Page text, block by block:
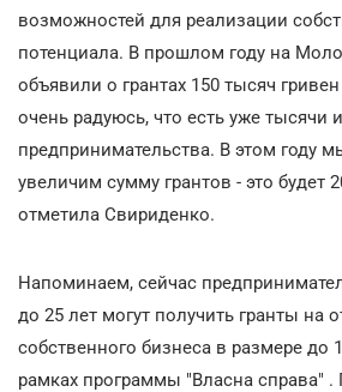
возможностей для реализации
потенциала. В прошлом году на
объявили о грантах 150 тысяч
очень радуюсь, что есть уже тысячи
предпринимательства. В этом году
увеличим сумму грантов - это будет
отметила Свириденко.
Напоминаем, сейчас
до 25 лет могут получить гранты на
собственного бизнеса в размере до
рамках программы "Власна справа" .